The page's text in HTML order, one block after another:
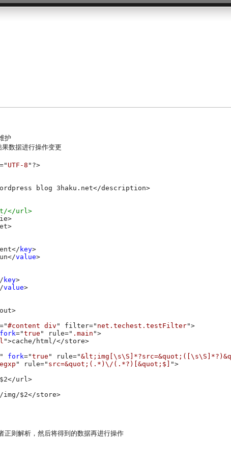
护
数据进行操作变更
UTF-8 "?>
blog 3haku.net</description>
</url>
key>
value>
key>
value>
#content div " filter=" net.techest.testFilter">
fork="true " rule=" .main ">
">cache/html/</store>
" fork="true " rule="
" rule=" src=&quot;(.*)\/(.*?)[&quot;$]
">
url>
img/$2</store>
正则解析，然后将得到的数据再进行操作